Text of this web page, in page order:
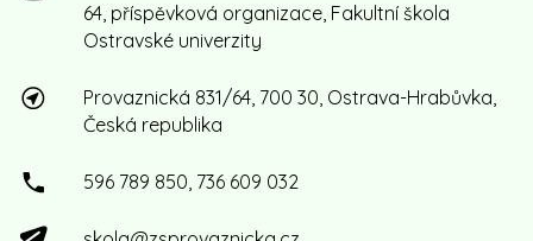
64, příspěvková organizace, Fakultní škola
Ostravské univerzity
Provaznická 831/64, 700 30, Ostrava-Hrabůvka,
Česká republika
596 789 850, 736 609 032